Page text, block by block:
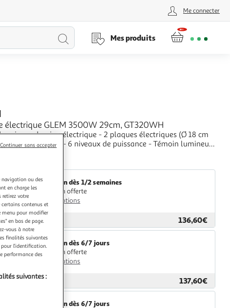
Me connecter
Lancer
Mes produits
électrique GLEM 3500W 29cm, GT320WH
cuisson domino électrique - 2 plaques électriques (Ø 18 cm
Ø 14,5 cm 1,5 kW) - 6 niveaux de puissance - Témoin lumineux
Livraison dès 1/2 semaines
Livraison offerte
Plus d'options
par Icoza 136,60€
Livraison dès 6/7 jours
Livraison offerte
Plus d'options
parGpasPlus 137,60€
Livraison dès 6/7 jours
navigation ou des
en charge les
votre
certains contenus et
menu pour modifier
en bas de page.
vous à notre
finalités suivantes
l’identification.
performance des
suivantes :
Continuer sans accepter